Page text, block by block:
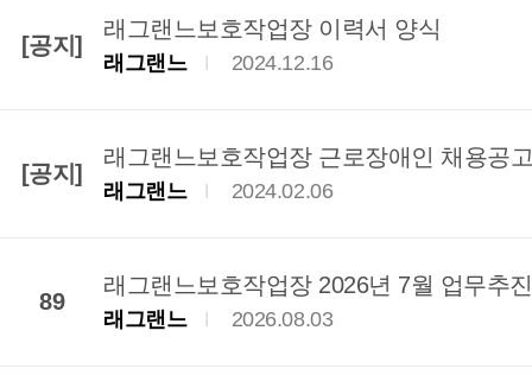
[공지]
래그랜느보호작업장 이력서 양식
래그랜느 2024.12.16
[공지]
래그랜느보호작업장 근로장애인 채용공고
래그랜느 2024.02.06
89
래그랜느보호작업장 2026년 7월 업무추
래그랜느 2026.08.03